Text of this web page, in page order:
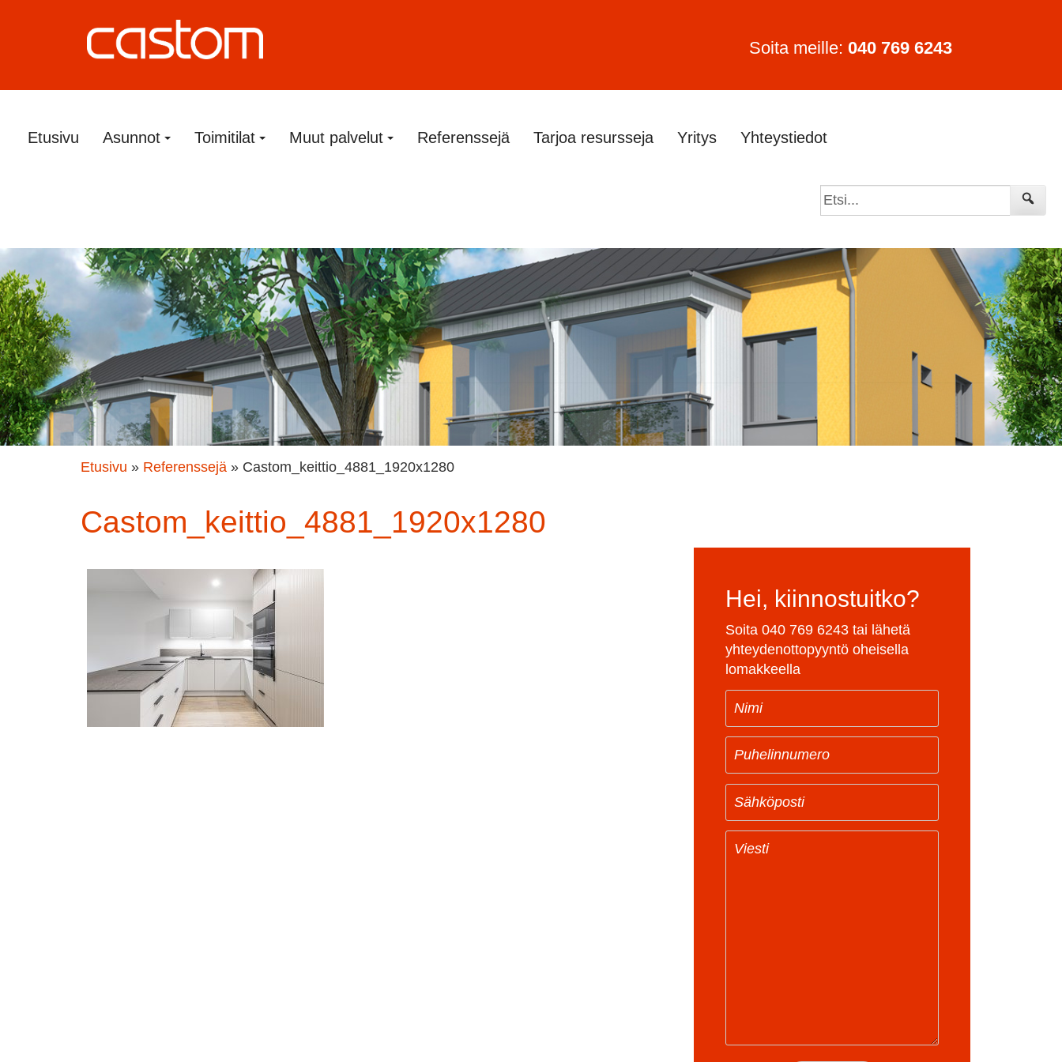
Soita meille: 040 769 6243
Etusivu Asunnot Toimitilat Muut palvelut Referenssejä Tarjoa resursseja Yritys Yhteystiedot
Etusivu » Referenssejä » Castom_keittio_4881_1920x1280
Castom_keittio_4881_1920x1280
Hei, kiinnostuitko?
Soita 040 769 6243 tai lähetä
yhteydenottopyyntö oheisella
lomakkeella